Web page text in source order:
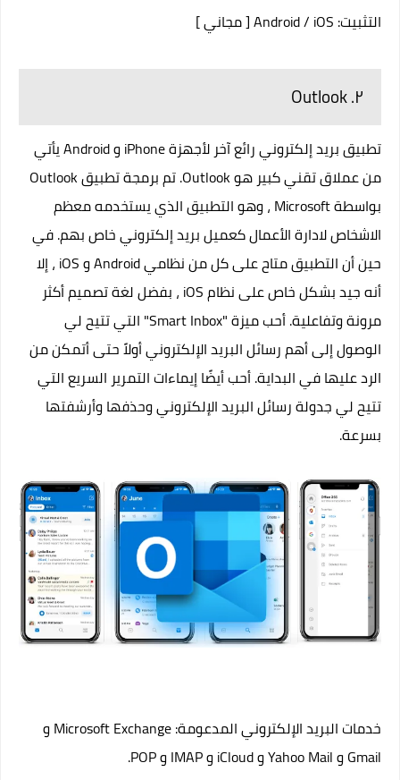
التثبيت: Android/ iOS [ مجاني ]
٢. Outlook
تطبيق بريد إلكتروني رائع آخر لأجهزة iPhone و Android يأتي
من عملاق تقني كبير هو Outlook. تم برمجة تطبيق Outlook
بواسطة Microsoft ، وهو التطبيق الذي يستخدمه معظم
الاشخاص لادارة الأعمال كعميل بريد إلكتروني خاص بهم. في
حين أن التطبيق متاح على كل من نظامي Android و iOS ، إلا
أنه جيد بشكل خاص على نظام iOS ، بفضل لغة تصميم أكثر
مرونة وتفاعلية. أحب ميزة "Smart Inbox" التي تتيح لي
الوصول إلى أهم رسائل البريد الإلكتروني أولاً حتى أتمكن من
الرد عليها في البداية. أحب أيضًا إيماءات التمرير السريع التي
تتيح لي جدولة رسائل البريد الإلكتروني وحذفها وأرشفتها
بسرعة.
خدمات البريد الإلكتروني المدعومة: Microsoft Exchange و
Gmail و Yahoo Mail و iCloud و IMAP و POP.